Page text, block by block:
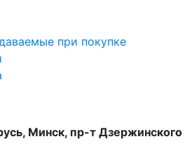
при покупке
Минск, пр-т Дзержинского